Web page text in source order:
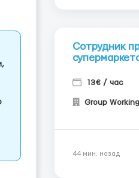
Сотрудник
13€ / час
Group Working
44 мин. назад